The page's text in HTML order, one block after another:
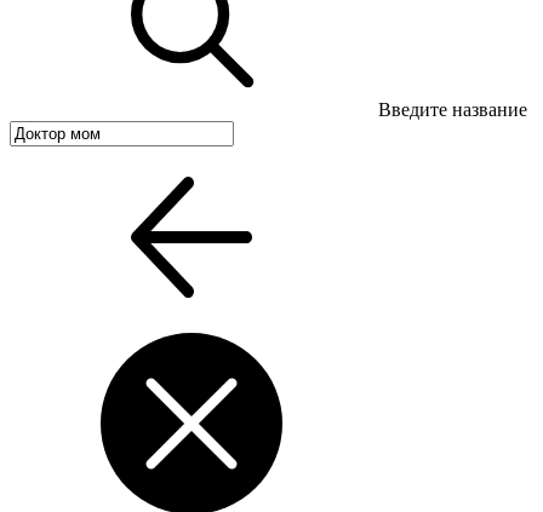
Введите название